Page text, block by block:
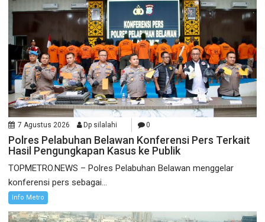
7 Agustus 2026 Dp silalahi 0
Polres Pelabuhan Belawan Konferensi Pers Terkait
Hasil Pengungkapan Kasus ke Publik
TOPMETRO.NEWS – Polres Pelabuhan Belawan menggelar
konferensi pers sebagai...
Info Metro